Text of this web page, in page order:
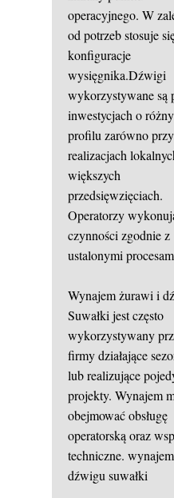
operacyjnego. W
od potrzeb stosuje
konfiguracje
wysięgnika.Dźwigi
wykorzystywane są
inwestycjach o
profilu zarówno przy
realizacjach
większych
przedsięwzięciach.
Operatorzy
czynności zgodnie z
ustalonymi
Wynajem żurawi i
Suwałki jest często
wykorzystywany
firmy działające
lub realizujące
projekty. Wynajem
obejmować obsługę
operatorską oraz
techniczne. wynajem
dźwigu suwałki